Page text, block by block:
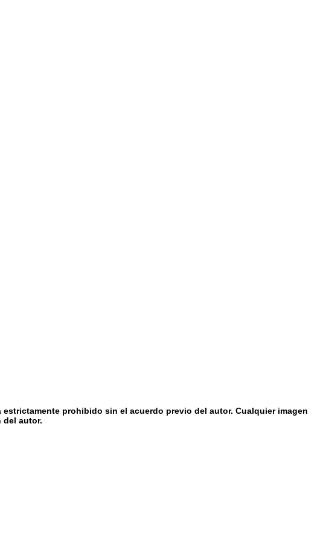
prohibido sin el acuerdo previo del autor. Cualquier imagen
del autor.